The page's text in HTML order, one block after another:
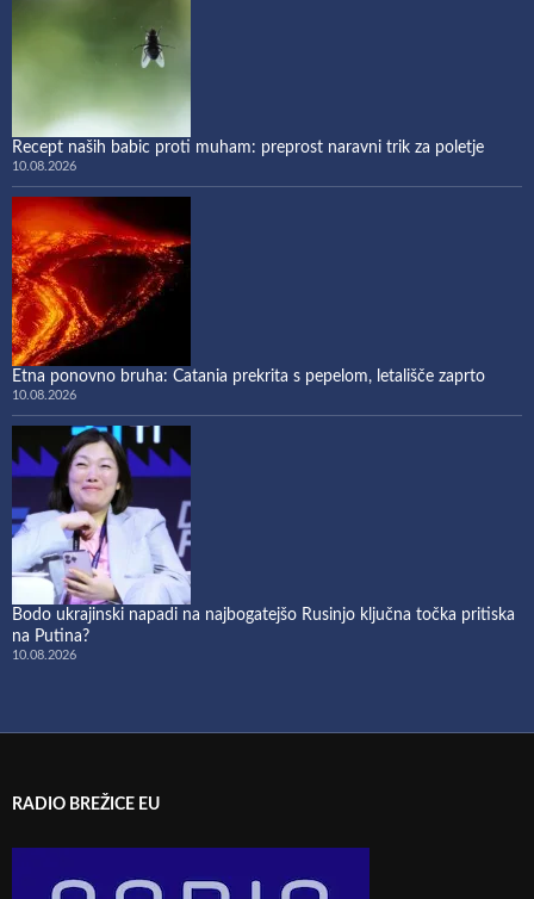
Recept naših babic proti muham: preprost naravni trik za poletje
10.08.2026
Etna ponovno bruha: Catania prekrita s pepelom, letališče zaprto
10.08.2026
Bodo ukrajinski napadi na najbogatejšo Rusinjo ključna točka pritiska
na Putina?
10.08.2026
RADIO BREŽICE EU